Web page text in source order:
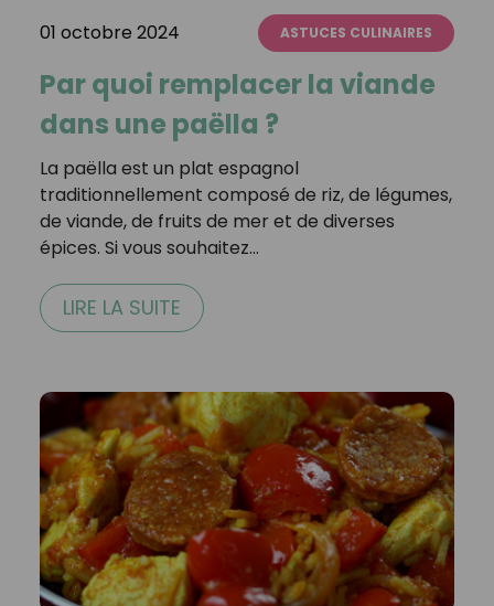
01 octobre 2024 ASTUCES CULINAIRES
Par quoi remplacer la viande
dans une paëlla ?
La paëlla est un plat espagnol
traditionnellement composé de riz, de légumes,
de viande, de fruits de mer et de diverses
épices. Si vous souhaitez…
LIRE LA SUITE